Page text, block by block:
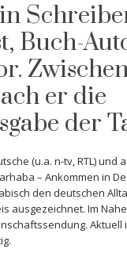
Buch-
er die
der
(u.a. n-tv, RTL) und
– Ankommen in
den deutschen
ausgezeichnet. Im
Aktuell